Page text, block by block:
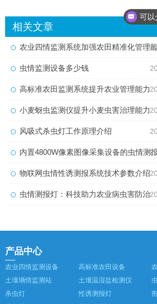
相关文章
农业四情监测系统加强农田精准化管理
虫情监测设备多少钱
高标准农田监测系统提升农业管理能力
小麦蚜虫监测仪提升小麦虫害治理能力
风吸式杀虫灯工作原理介绍
内置4800W像素图像采集设备的虫情测
物联网虫情性诱测报系统技术参数介绍
虫情测报灯：科技助力农业病虫害防治
产品中心
农业四情监测设备 高标准农田设备
土壤墒情监测站
土壤温湿盐检测仪
杀虫灯
性诱测报灯